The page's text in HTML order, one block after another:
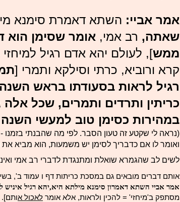
אמר אביי: השתא דאמרת סימנא
שאתה, רב אמי, אומר שסימן הוא
ממש], לעולם יהא אדם רגיל
קרא ורוביא, כרתי וסילקא ותמרי [
רגיל לראות בסעודתו בראש
כריתין ותרדים ותמרים, שכל אלה
במהירות כסימן טוב למעשי
(נראה לי שקטע זה טעון הסבר. לפי מה שהבנתי בזמנו -
ואומר לו אם כדבריך לסימן יש משמעות, הוא מביא
לשים לב שהגמרא שואלת ומתנגדת לדברי רב אמי
אותם דברים מובאים גם במסכת כריתות דף ו עמוד ב',
אמר אביי השתא דאמרון סימנא מילתא היא,יהא רגיל איניש
מסתפק ב'מיחזי' = להכין ולראות, אלא אומר לאכול אותם].